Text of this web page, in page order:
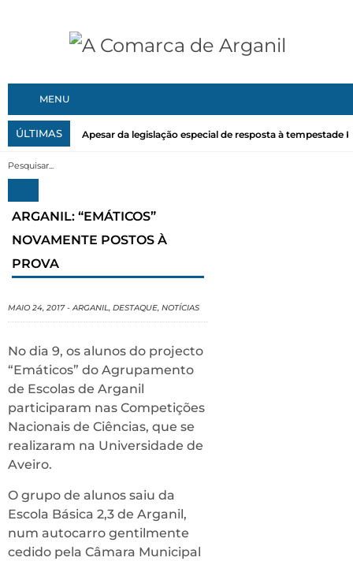
MENU
ÚLTIMAS Apesar da legislação especial de resposta à tempestade
ARGANIL: “EMÁTICOS”
NOVAMENTE POSTOS À
PROVA
MAIO 24, 2017 -ARGANIL, DESTAQUE, NOTÍCIAS
No dia 9, os alunos do projecto
“Emáticos” do Agrupamento
de Escolas de Arganil
participaram nas Competições
Nacionais de Ciências, que se
realizaram na Universidade de
Aveiro.
O grupo de alunos saiu da
Escola Básica 2,3 de Arganil,
num autocarro gentilmente
cedido pela Câmara Municipal